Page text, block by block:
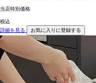
当店特別価格
税込
詳細を見る
お気に入りに登録する